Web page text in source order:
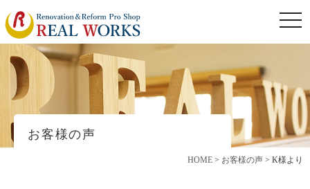
お客様の声
HOME > お客様の声 > K様より